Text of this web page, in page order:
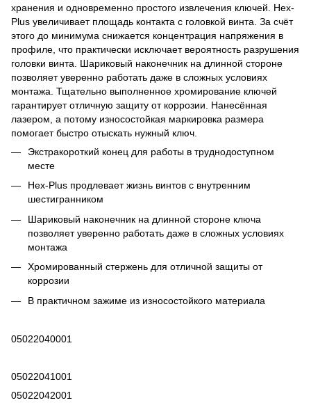
хранения и одновременно простого извлечения ключей. Hex-
Plus увеличивает площадь контакта с головкой винта. За счёт
этого до минимума снижается концентрация напряжения в
профиле, что практически исключает вероятность разрушения
головки винта. Шариковый наконечник на длинной стороне
позволяет уверенно работать даже в сложных условиях
монтажа. Тщательно выполненное хромирование ключей
гарантирует отличную защиту от коррозии. Нанесённая
лазером, а потому износостойкая маркировка размера
помогает быстро отыскать нужный ключ.
Экстракороткий конец для работы в труднодоступном
месте
Hex-Plus продлевает жизнь винтов с внутренним
шестигранником
Шариковый наконечник на длинной стороне ключа
позволяет уверенно работать даже в сложных условиях
монтажа
Хромированный стержень для отличной защиты от
коррозии
В практичном зажиме из износостойкого материала
05022040001
05022041001
05022042001